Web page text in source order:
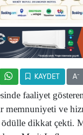
KAYDET A-
faaliyet
memnuniyeti ve
ödülle dikkat çekti.